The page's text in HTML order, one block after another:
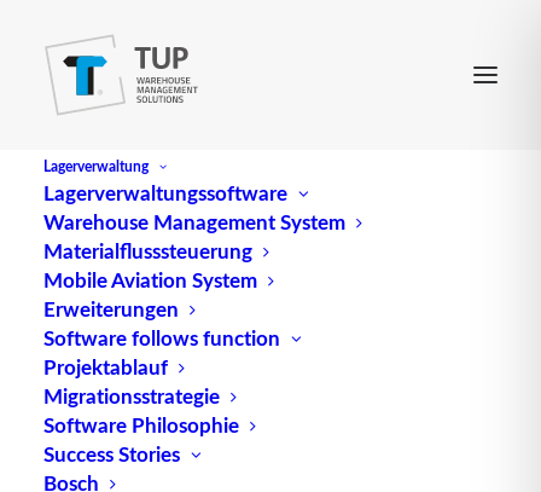
Lagerverwaltung
Lagerverwaltungssoftware
Warehouse Management System
Materialflusssteuerung
Mobile Aviation System
Erweiterungen
Software follows function
Projektablauf
Migrationsstrategie
Software Philosophie
Success Stories
Bosch
Air-Cargo-System
Ein Air-Cargo-System repräsentiert die umfassende
Infrastruktur von Transportgeräten und -
behältnissen, die speziell für die Abwicklung des
Luftfrachtverkehrs entwickelt wurden. Diese
Systeme müssen den besonderen Bedingungen des